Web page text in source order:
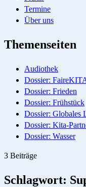
Termine
Über uns
Themenseiten
Audiothek
Dossier:
Dossier: Frieden
Dossier: Frühstück
Dossier: Globales
Dossier: Kita-
Dossier: Wasser
3 Beiträge
Schlagwort: